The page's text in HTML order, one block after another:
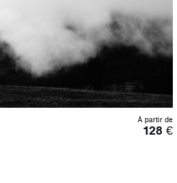
À partir de
128€